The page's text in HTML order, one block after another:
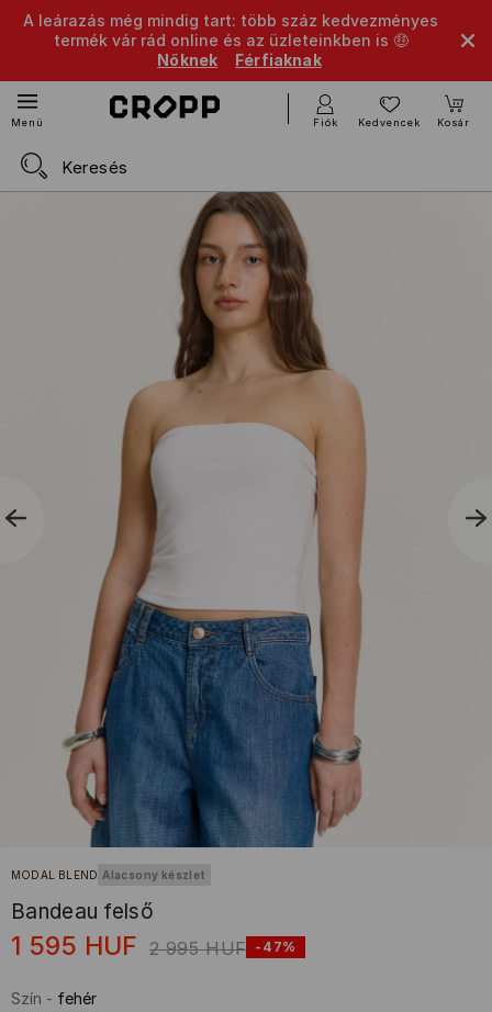
A leárazás még mindig tart: több száz kedvezményes
termék vár rád online és az üzleteinkben is 🤑
Nőknek
Férfiaknak
Menü Fiók Kedvencek Kosár
MODAL BLEND Alacsony készlet
Bandeau felső
1 595 HUF 2 995 HUF -47%
Szín - fehér